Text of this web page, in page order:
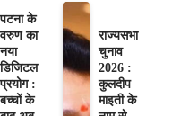
पटना के
वरुण का
नया
डिजिटल
प्रयोग :
बच्चों के
राज्यसभा
चुनाव
2026 :
कुलदीप
माइती के